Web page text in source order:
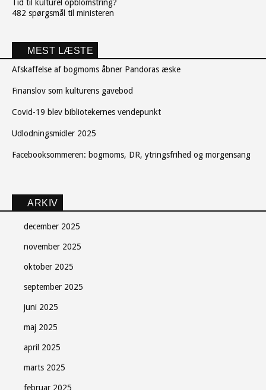
Tid til kulturel opblomstring?
482 spørgsmål til ministeren
MEST LÆSTE
Afskaffelse af bogmoms åbner Pandoras æske
Finanslov som kulturens gavebod
Covid-19 blev bibliotekernes vendepunkt
Udlodningsmidler 2025
Facebooksommeren: bogmoms, DR, ytringsfrihed og morgensang
ARKIV
december 2025
november 2025
oktober 2025
september 2025
juni 2025
maj 2025
april 2025
marts 2025
februar 2025